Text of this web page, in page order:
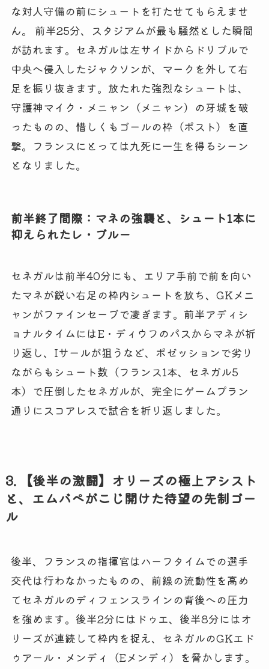
な対人守備の前にシュートを打たせてもらえませ
ん。 前半25分、スタジアムが最も騒然とした瞬間
が訪れます。セネガルは左サイドからドリブルで
中央へ侵入したジャクソンが、マークを外して右
足を振り抜きます。放たれた強烈なシュートは、
守護神マイク・メニャン（メニャン）の牙城を破
ったものの、惜しくもゴールの枠（ポスト）を直
撃。フランスにとっては九死に一生を得るシーン
となりました。
前半終了間際：マネの強襲と、シュート1本に
抑えられたレ・ブルー
セネガルは前半40分にも、エリア手前で前を向い
たマネが鋭い右足の枠内シュートを放ち、GKメニ
ャンがファインセーブで凌ぎます。前半アディシ
ョナルタイムにはE・ディウフのパスからマネが折
り返し、Iサールが狙うなど、ポゼッションで劣り
ながらもシュート数（フランス1本、セネガル5
本）で圧倒したセネガルが、完全にゲームプラン
通りにスコアレスで試合を折り返しました。
3. 【後半の激闘】オリーズの極上アシスト
と、エムバペがこじ開けた待望の先制ゴー
ル
後半、フランスの指揮官はハーフタイムでの選手
交代は行わなかったものの、前線の流動性を高め
てセネガルのディフェンスラインの背後への圧力
を強めます。後半2分にはドゥエ、後半8分にはオ
リーズが連続して枠内を捉え、セネガルのGKエド
ゥアール・メンディ（Eメンディ）を脅かします。